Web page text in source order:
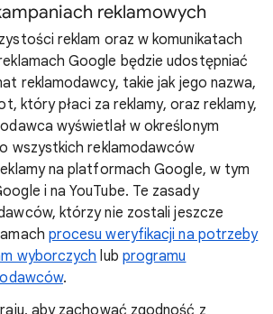
reklamowych
reklam oraz w komunikatach
Google będzie udostępniać
reklamodawcy, takie jak jego nazwa,
który płaci za reklamy, oraz reklamy,
wyświetlał w określonym
wszystkich reklamodawców
na platformach Google, w tym
i na YouTube. Te zasady
którzy nie zostali jeszcze
procesu weryfikacji na potrzeby
wyborczych lub programu
.
aby zachować zgodność z